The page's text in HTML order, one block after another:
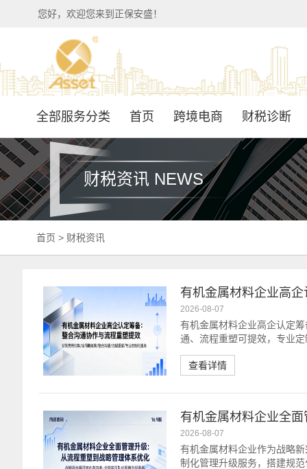
您好，欢迎您来到正保安盛！
全部服务分类 首页 跨境电商 财税诊断
财税资讯 NEWS
首页 > 财税资讯
有机金属材料企业高
2026-08-07
有机金属材料企业高企认定
通、流程重塑可提效，专业
查看详情
有机金属材料企业全
2026-08-07
有机金属材料企业作为战略
制化管理升级服务，搭建规